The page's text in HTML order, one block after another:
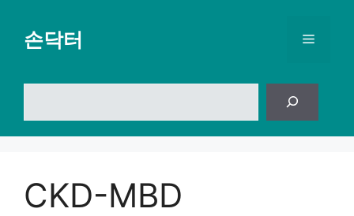
손닥터 메
뉴
CKD-MBD